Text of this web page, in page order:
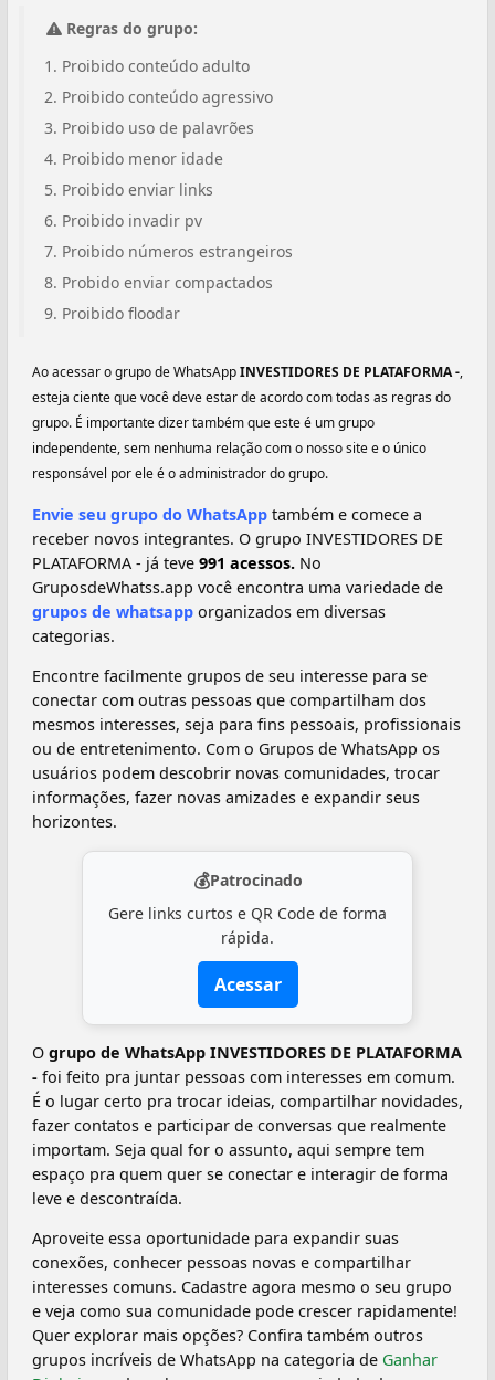
Regras do grupo:
Proibido conteúdo adulto
Proibido conteúdo agressivo
Proibido uso de palavrões
Proibido menor idade
Proibido enviar links
Proibido invadir pv
Proibido números estrangeiros
Probido enviar compactados
Proibido floodar
Ao acessar o grupo de WhatsAppINVESTIDORES DE PLATAFORMA -,
esteja ciente que você deve estar de acordo com todas as regras do
grupo. É importante dizer também que este é um grupo
independente, sem nenhuma relação com o nosso site e o único
responsável por ele é o administrador do grupo.
Envie seu grupo do WhatsApp também e comece a
receber novos integrantes. O grupo INVESTIDORES DE
PLATAFORMA - já teve 991 acessos. No
GruposdeWhatss.app você encontra uma variedade de
grupos de whatsapp organizados em diversas
categorias.
Encontre facilmente grupos de seu interesse para se
conectar com outras pessoas que compartilham dos
mesmos interesses, seja para fins pessoais, profissionais
ou de entretenimento. Com o Grupos de WhatsApp os
usuários podem descobrir novas comunidades, trocar
informações, fazer novas amizades e expandir seus
horizontes.
💰Patrocinado
Gere links curtos e QR Code de forma
rápida.
Acessar
O grupo de WhatsApp INVESTIDORES DE PLATAFORMA
- foi feito pra juntar pessoas com interesses em comum.
É o lugar certo pra trocar ideias, compartilhar novidades,
fazer contatos e participar de conversas que realmente
importam. Seja qual for o assunto, aqui sempre tem
espaço pra quem quer se conectar e interagir de forma
leve e descontraída.
Aproveite essa oportunidade para expandir suas
conexões, conhecer pessoas novas e compartilhar
interesses comuns. Cadastre agora mesmo o seu grupo
e veja como sua comunidade pode crescer rapidamente!
Quer explorar mais opções? Confira também outros
grupos incríveis de WhatsApp na categoria de Ganhar